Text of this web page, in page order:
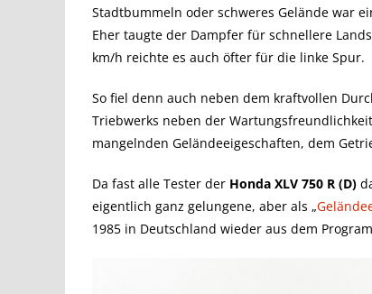
Stadtbummeln oder schweres Gelände war
Eher taugte der Dampfer für schnellere
km/h reichte es auch öfter für die linke Spur.
So fiel denn auch neben dem kraftvollen
Triebwerks neben der
mangelnden Geländeeigeschaften, dem
Da fast alle Tester der Honda XLV 750 R (D)
eigentlich ganz gelungene, aber als „
1985 in Deutschland wieder aus dem